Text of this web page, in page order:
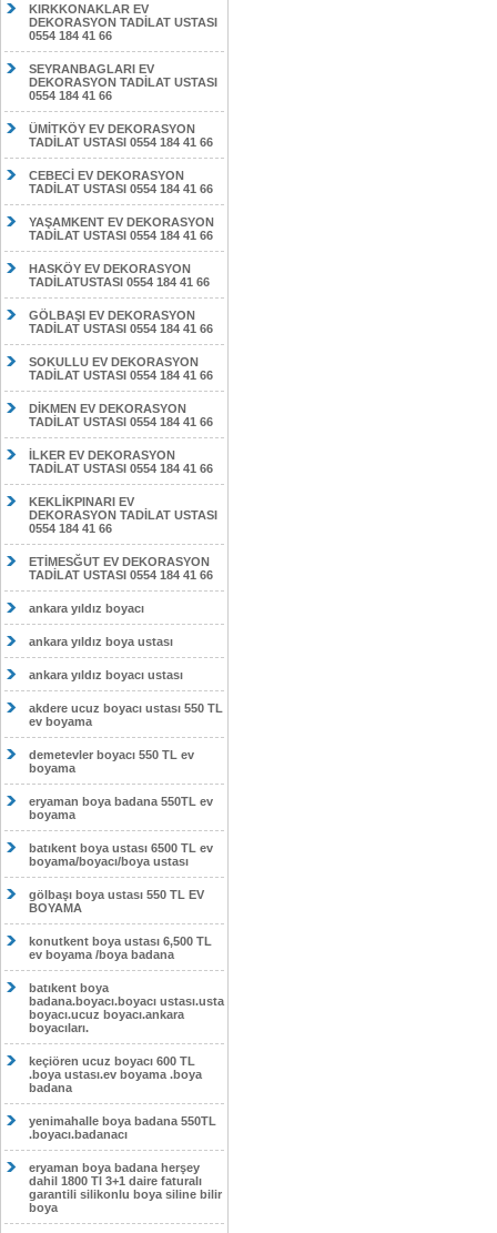
KIRKKONAKLAR EV
DEKORASYON TADİLAT USTASI
0554 184 41 66
SEYRANBAGLARI EV
DEKORASYON TADİLAT USTASI
0554 184 41 66
ÜMİTKÖY EV DEKORASYON
TADİLAT USTASI 0554 184 41 66
CEBECİ EV DEKORASYON
TADİLAT USTASI 0554 184 41 66
YAŞAMKENT EV DEKORASYON
TADİLAT USTASI 0554 184 41 66
HASKÖY EV DEKORASYON
TADİLATUSTASI 0554 184 41 66
GÖLBAŞI EV DEKORASYON
TADİLAT USTASI 0554 184 41 66
SOKULLU EV DEKORASYON
TADİLAT USTASI 0554 184 41 66
DİKMEN EV DEKORASYON
TADİLAT USTASI 0554 184 41 66
İLKER EV DEKORASYON
TADİLAT USTASI 0554 184 41 66
KEKLİKPINARI EV
DEKORASYON TADİLAT USTASI
0554 184 41 66
ETİMESĞUT EV DEKORASYON
TADİLAT USTASI 0554 184 41 66
ankara yıldız boyacı
ankara yıldız boya ustası
ankara yıldız boyacı ustası
akdere ucuz boyacı ustası 550 TL
ev boyama
demetevler boyacı 550 TL ev
boyama
eryaman boya badana 550TL ev
boyama
batıkent boya ustası 6500 TL ev
boyama/boyacı/boya ustası
gölbaşı boya ustası 550 TL EV
BOYAMA
konutkent boya ustası 6,500 TL
ev boyama /boya badana
batıkent boya
badana.boyacı.boyacı ustası.usta
boyacı.ucuz boyacı.ankara
boyacıları.
keçiören ucuz boyacı 600 TL
.boya ustası.ev boyama .boya
badana
yenimahalle boya badana 550TL
.boyacı.badanacı
eryaman boya badana herşey
dahil 1800 Tl 3+1 daire faturalı
garantili silikonlu boya siline bilir
boya